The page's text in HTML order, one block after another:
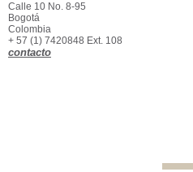
Ferrocarriles -Legislación -Colombia
Ferrocarriles -Legislación
-Colombia
Hidrocarburos -Legislación
Hidrocarburos -
Legislación
Calle 10 No. 8-95
Bogotá
Colombia
+ 57 (1) 7420848 Ext. 108
contacto